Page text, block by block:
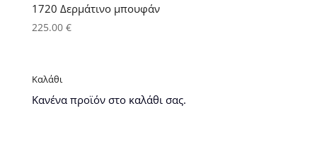
1720 Δερμάτινο μπουφάν
225.00 €
Καλάθι
Κανένα προϊόν στο καλάθι σας.